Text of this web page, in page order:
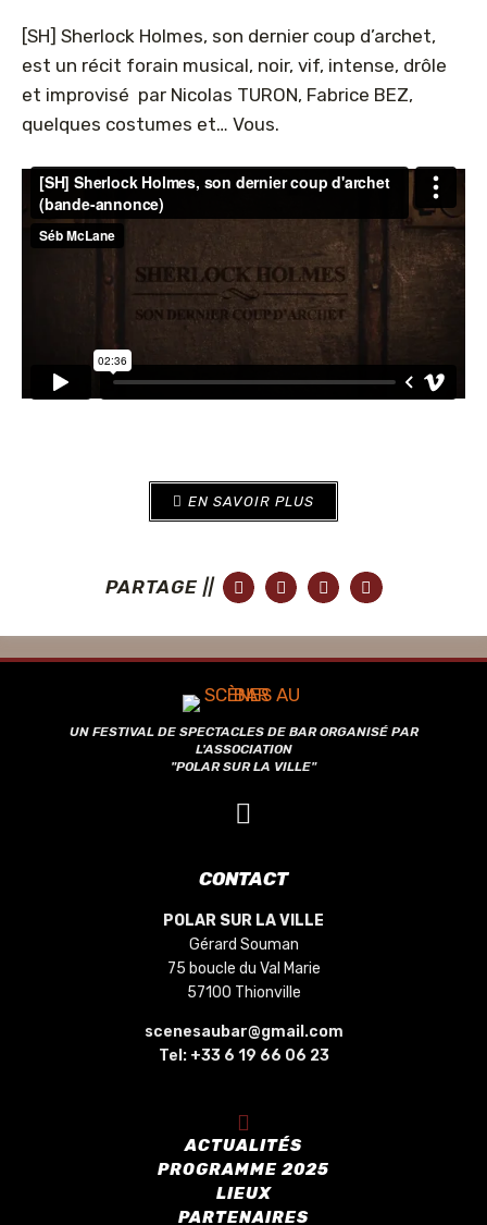
[SH] Sherlock Holmes, son dernier coup d’archet,
est un récit forain musical, noir, vif, intense, drôle
et improvisé par Nicolas TURON, Fabrice BEZ,
quelques costumes et… Vous.
EN SAVOIR PLUS
PARTAGE ||
UN FESTIVAL DE SPECTACLES DE BAR ORGANISÉ PAR
L'ASSOCIATION
"POLAR SUR LA VILLE"
CONTACT
POLAR SUR LA VILLE
Gérard Souman
75 boucle du Val Marie
57100 Thionville
scenesaubar@gmail.com
Tel: +33 6 19 66 06 23
ACTUALITÉS
PROGRAMME 2025
LIEUX
PARTENAIRES